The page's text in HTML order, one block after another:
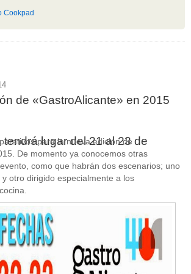
Cookpad
de «GastroAlicante» en 2015
tendrá lugar del 21 al 23 de
para la nueva edición de
De momento ya conocemos otras
como que habrán dos escenarios; uno
otro dirigido especialmente a los